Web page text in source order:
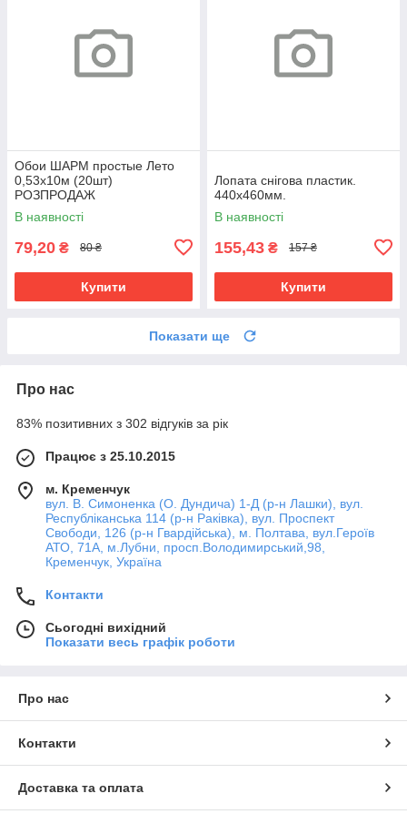
Обои ШАРМ простые Лето
0,53х10м (20шт)
РОЗПРОДАЖ
В наявності
79,20 ₴ 80 ₴
Купити
Лопата снігова пластик.
440х460мм.
В наявності
155,43 ₴ 157 ₴
Купити
Показати ще
Про нас
83% позитивних з 302 відгуків за рік
Працює з 25.10.2015
м. Кременчук
вул. В. Симоненка (О. Дундича) 1-Д (р-н Лашки), вул.
Республіканська 114 (р-н Раківка), вул. Проспект
Свободи, 126 (р-н Гвардійська), м. Полтава, вул.Героїв
АТО, 71А, м.Лубни, просп.Володимирський,98,
Кременчук, Україна
Контакти
Сьогодні вихідний
Показати весь графік роботи
Про нас
Контакти
Доставка та оплата